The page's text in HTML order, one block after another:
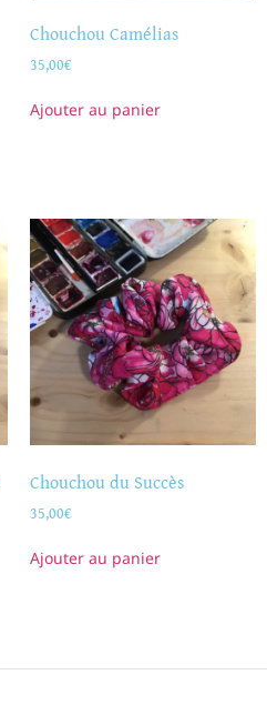
Chouchou Camélias
35,00€
Ajouter au panier
Chouchou du Succès
35,00€
Ajouter au panier